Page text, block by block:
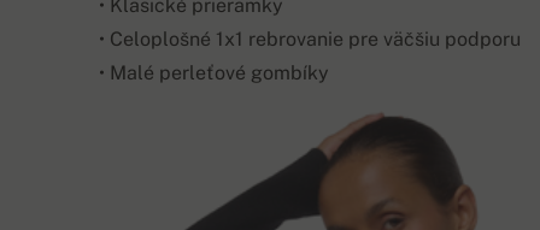
• Klasické prieramky
• Celoplošné 1x1 rebrovanie pre väčšiu podporu
• Malé perleťové gombíky